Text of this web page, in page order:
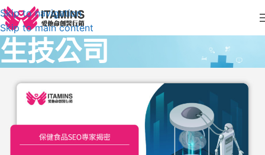
Skip to navigation
Skip to main content
生技公司